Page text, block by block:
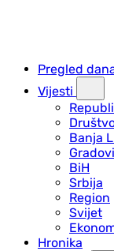
Pregled
Vijesti
Banja
BiH
Srbija
Region
Svijet
Hronika